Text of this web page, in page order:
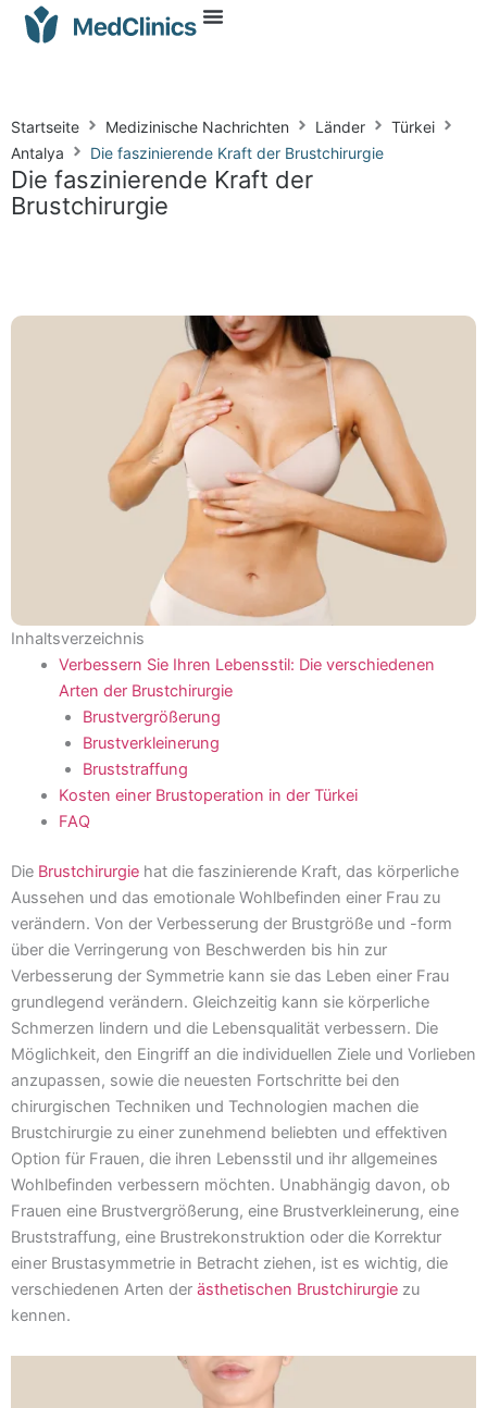
Die faszinierende Kraft der
Brustchirurgie
Startseite Medizinische Nachrichten Länder
Türkei
Antalya
Die faszinierende Kraft der Brustchirurgie
Inhaltsverzeichnis
Verbessern Sie Ihren Lebensstil: Die verschiedenen
Arten der Brustchirurgie
Brustvergrößerung
Brustverkleinerung
Bruststraffung
Kosten einer Brustoperation in der Türkei
FAQ
Die Brustchirurgie hat die faszinierende Kraft, das körperliche
Aussehen und das emotionale Wohlbefinden einer Frau zu
verändern. Von der Verbesserung der Brustgröße und -form
über die Verringerung von Beschwerden bis hin zur
Verbesserung der Symmetrie kann sie das Leben einer Frau
grundlegend verändern. Gleichzeitig kann sie körperliche
Schmerzen lindern und die Lebensqualität verbessern. Die
Möglichkeit, den Eingriff an die individuellen Ziele und Vorlieben
anzupassen, sowie die neuesten Fortschritte bei den
chirurgischen Techniken und Technologien machen die
Brustchirurgie zu einer zunehmend beliebten und effektiven
Option für Frauen, die ihren Lebensstil und ihr allgemeines
Wohlbefinden verbessern möchten. Unabhängig davon, ob
Frauen eine Brustvergrößerung, eine Brustverkleinerung, eine
Bruststraffung, eine Brustrekonstruktion oder die Korrektur
einer Brustasymmetrie in Betracht ziehen, ist es wichtig, die
verschiedenen Arten der ästhetischen Brustchirurgie zu
kennen.